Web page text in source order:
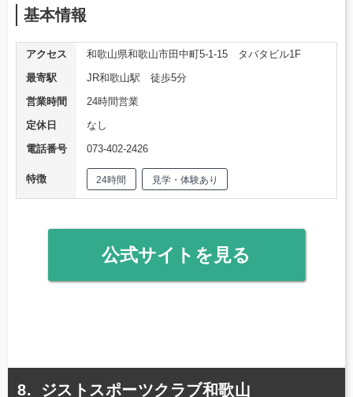
基本情報
アクセス
和歌山県和歌山市田中町5-1-15 タバタビル1F
最寄駅
JR和歌山駅 徒歩5分
営業時間
24時間営業
定休日
なし
電話番号
073-402-2426
特徴 24時間 見学・体験あり
公式サイトを見る
ジストスポーツクラブ和歌山